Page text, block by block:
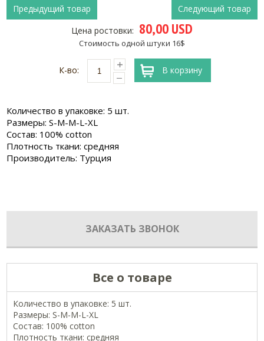
Предыдущий товар
Следующий товар
Цена ростовки: 80,00 USD
Стоимость одной штуки 16$
К-во: В корзину
Количество в упаковке: 5 шт.
Размеры: S-M-M-L-XL
Состав: 100% cotton
Плотность ткани: средняя
Производитель: Турция
ЗАКАЗАТЬ ЗВОНОК
Все о товаре
Количество в упаковке: 5 шт.
Размеры: S-M-M-L-XL
Состав: 100% cotton
Плотность ткани: средняя